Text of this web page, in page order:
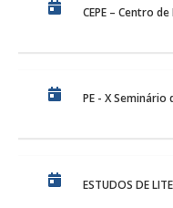
CEPE – Centro
PE - X
ESTUDOS DE